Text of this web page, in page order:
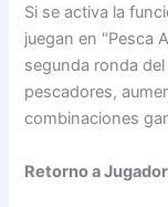
Si se activa la
juegan en "Pesca
segunda ronda
pescadores,
combinaciones
Retorno a